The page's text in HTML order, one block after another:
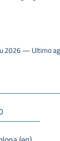
2026 — Ultimo